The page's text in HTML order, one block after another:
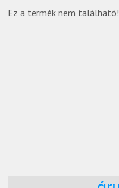
Ez a termék nem található!